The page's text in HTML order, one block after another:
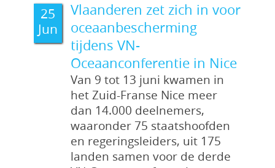
Coudenys, H.; Barbery,
Coudenys, H.; Traen, S.;
Coudenys, H.; Traen, S.;
Coudenys, H.; Traen, S.;
25
Jun
Vlaanderen zet zich in voor
oceaanbescherming
tijdens VN-
Oceaanconferentie in Nice
Van 9 tot 13 juni kwamen in
het Zuid-Franse Nice meer
dan 14.000 deelnemers,
waaronder 75 staatshoofden
en regeringsleiders, uit 175
landen samen voor de derde